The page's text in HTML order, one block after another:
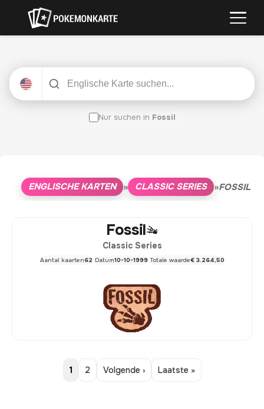
Nur suchen in Fossil
ENGLISCHE KARTEN » CLASSIC SERIES »FOSSIL
Fossil
Classic Series
Aantal kaarten62 Datum10-10-1999 Totale waarde€ 3.264,50
1 2 Volgende › Laatste »